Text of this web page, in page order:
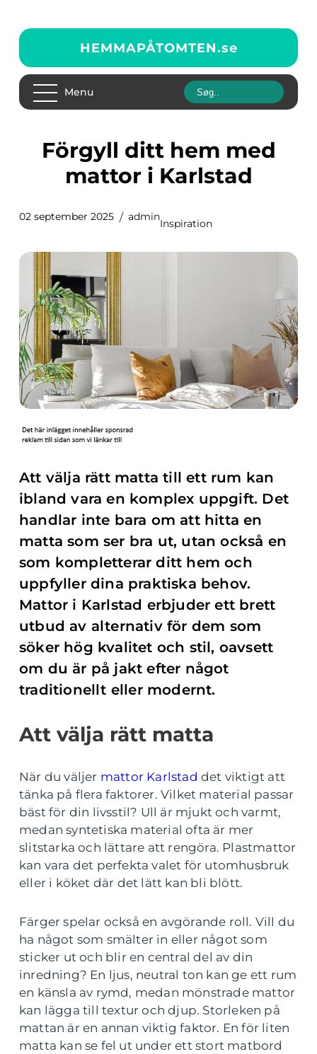
HEMMAPÅTOMTEN.se
Menu
Förgyll ditt hem med
mattor i Karlstad
02 september 2025 admin
Inspiration
Att välja rätt matta till ett rum kan
ibland vara en komplex uppgift. Det
handlar inte bara om att hitta en
matta som ser bra ut, utan också en
som kompletterar ditt hem och
uppfyller dina praktiska behov.
Mattor i Karlstad erbjuder ett brett
utbud av alternativ för dem som
söker hög kvalitet och stil, oavsett
om du är på jakt efter något
traditionellt eller modernt.
Att välja rätt matta
När du väljer mattor Karlstad det viktigt att
tänka på flera faktorer. Vilket material passar
bäst för din livsstil? Ull är mjukt och varmt,
medan syntetiska material ofta är mer
slitstarka och lättare att rengöra. Plastmattor
kan vara det perfekta valet för utomhusbruk
eller i köket där det lätt kan bli blött.
Färger spelar också en avgörande roll. Vill du
ha något som smälter in eller något som
sticker ut och blir en central del av din
inredning? En ljus, neutral ton kan ge ett rum
en känsla av rymd, medan mönstrade mattor
kan lägga till textur och djup. Storleken på
mattan är en annan viktig faktor. En för liten
matta kan se fel ut under ett stort matbord